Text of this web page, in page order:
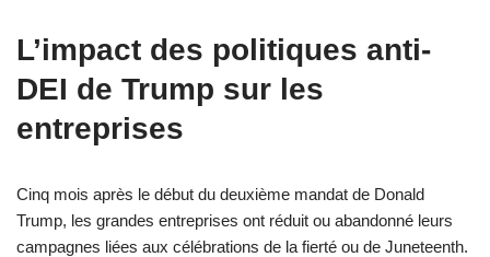
L’impact des politiques anti-
DEI de Trump sur les
entreprises
Cinq mois après le début du deuxième mandat de Donald
Trump, les grandes entreprises ont réduit ou abandonné leurs
campagnes liées aux célébrations de la fierté ou de Juneteenth.